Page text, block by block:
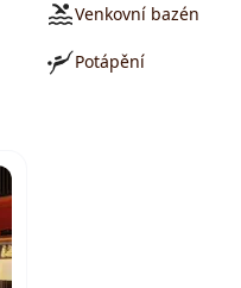
Venkovní bazén
Potápění